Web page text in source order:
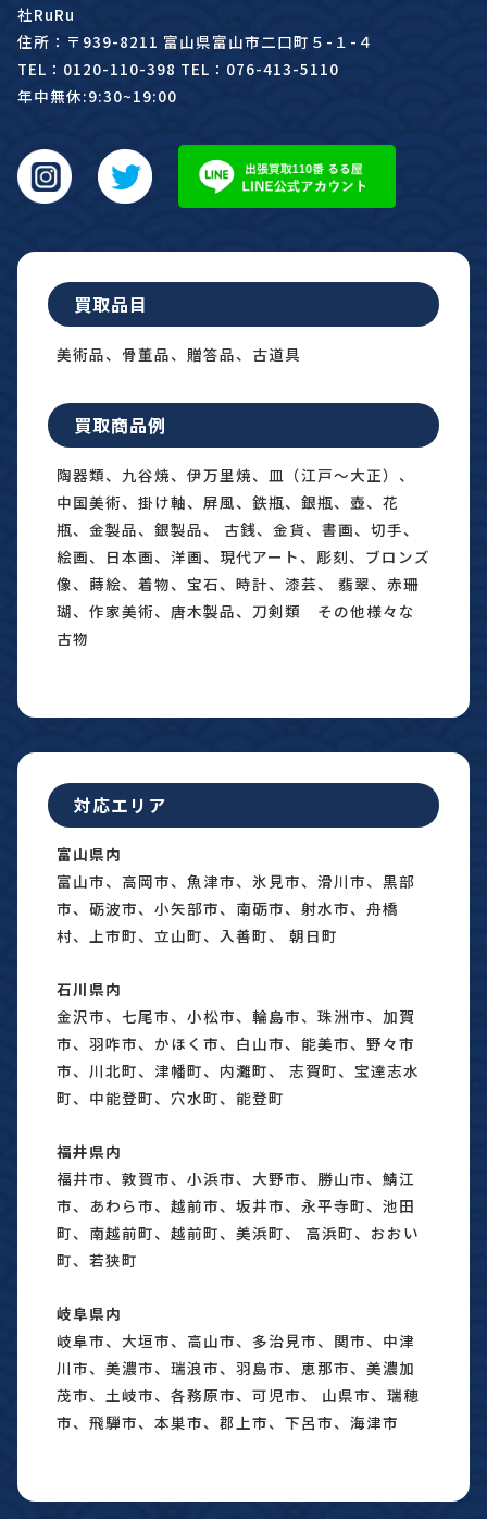
社RuRu
住所：〒939-8211 富山県富山市二口町５-１-４
TEL：0120-110-398 TEL：076-413-5110
年中無休:9:30~19:00
買取品目
美術品、骨董品、贈答品、古道具
買取商品例
陶器類、九谷焼、伊万里焼、皿（江戸〜大正）、
中国美術、掛け軸、屏風、鉄瓶、銀瓶、壺、花
瓶、金製品、銀製品、 古銭、金貨、書画、切手、
絵画、日本画、洋画、現代アート、彫刻、ブロンズ
像、蒔絵、着物、宝石、時計、漆芸、 翡翠、赤珊
瑚、作家美術、唐木製品、刀剣類 その他様々な
古物
対応エリア
富山県内
富山市、高岡市、魚津市、氷見市、滑川市、黒部
市、砺波市、小矢部市、南砺市、射水市、舟橋
村、上市町、立山町、入善町、 朝日町
石川県内
金沢市、七尾市、小松市、輪島市、珠洲市、加賀
市、羽咋市、かほく市、白山市、能美市、野々市
市、川北町、津幡町、内灘町、 志賀町、宝達志水
町、中能登町、穴水町、能登町
福井県内
福井市、敦賀市、小浜市、大野市、勝山市、鯖江
市、あわら市、越前市、坂井市、永平寺町、池田
町、南越前町、越前町、美浜町、 高浜町、おおい
町、若狭町
岐阜県内
岐阜市、大垣市、高山市、多治見市、関市、中津
川市、美濃市、瑞浪市、羽島市、恵那市、美濃加
茂市、土岐市、各務原市、可児市、 山県市、瑞穂
市、飛騨市、本巣市、郡上市、下呂市、海津市